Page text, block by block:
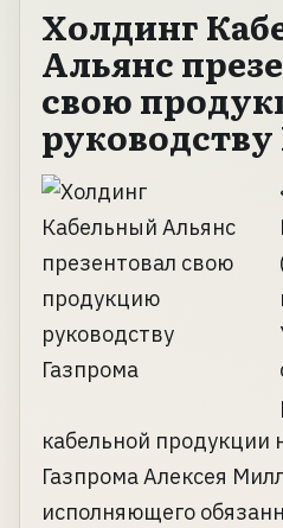
Холдинг
Альянс
свою
кабельной продукции
Газпрома Алексея
исполняющего